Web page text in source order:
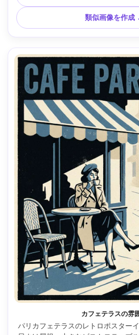
小さなサブテキスト、クラシック
ズ、浅い被写界深度、柔らかなシネ
4:5
類似画像を作成
カフェテラスの雰
パリカフェテラスのレトロポスター